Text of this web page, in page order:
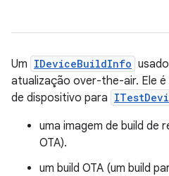
Um IDeviceBuildInfo
atualização over-the-air. Ele
de dispositivo para
uma imagem de build de
OTA).
um build OTA (um build